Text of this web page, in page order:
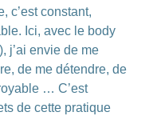
c’est constant,
Ici, avec le body
j’ai envie de me
de me détendre, de
… C’est
de cette pratique